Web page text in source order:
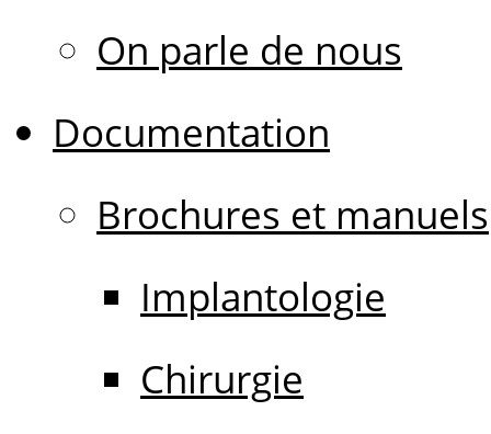
On parle de nous
Documentation
Brochures et manuels
Implantologie
Chirurgie